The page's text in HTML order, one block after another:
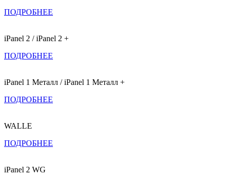
ПОДРОБНЕЕ
iPanel 2 / iPanel 2 +
ПОДРОБНЕЕ
iPanel 1 Металл / iPanel 1 Металл +
ПОДРОБНЕЕ
WALLE
ПОДРОБНЕЕ
iPanel 2 WG